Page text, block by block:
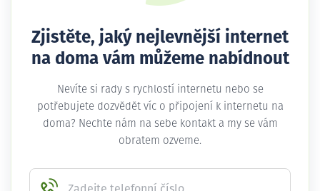
Zjistěte, jaký nejlevnější internet
na doma vám můžeme nabídnout
Nevíte si rady s rychlostí internetu nebo se
potřebujete dozvědět víc o připojení k internetu na
doma? Nechte nám na sebe kontakt a my se vám
obratem ozveme.